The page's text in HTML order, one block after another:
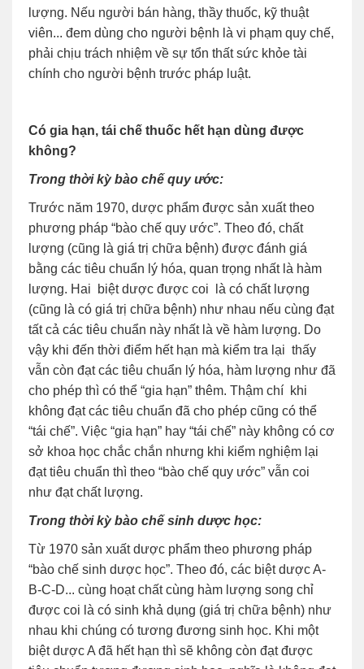
lượng. Nếu người bán hàng, thầy thuốc, kỹ thuật
viên... đem dùng cho người bệnh là vi phạm quy chế,
phải chịu trách nhiệm về sự tổn thất sức khỏe tài
chính cho người bệnh trước pháp luật.
Có gia hạn, tái chế thuốc hết hạn dùng được
không?
Trong thời kỳ bào chế quy ước:
Trước năm 1970, dược phẩm được sản xuất theo
phương pháp “bào chế quy ước”. Theo đó, chất
lượng (cũng là giá trị chữa bệnh) được đánh giá
bằng các tiêu chuẩn lý hóa, quan trọng nhất là hàm
lượng. Hai biệt dược được coi là có chất lượng
(cũng là có giá trị chữa bệnh) như nhau nếu cùng đạt
tất cả các tiêu chuẩn này nhất là về hàm lượng. Do
vậy khi đến thời điểm hết hạn mà kiểm tra lại thấy
vẫn còn đạt các tiêu chuẩn lý hóa, hàm lượng như đã
cho phép thì có thể “gia hạn” thêm. Thậm chí khi
không đạt các tiêu chuẩn đã cho phép cũng có thể
“tái chế”. Việc “gia hạn” hay “tái chế” này không có cơ
sở khoa học chắc chắn nhưng khi kiểm nghiệm lại
đạt tiêu chuẩn thì theo “bào chế quy ước” vẫn coi
như đạt chất lượng.
Trong thời kỳ bào chế sinh dược học:
Từ 1970 sản xuất dược phẩm theo phương pháp
“bào chế sinh dược học”. Theo đó, các biệt dược A-
B-C-D... cùng hoạt chất cùng hàm lượng song chỉ
được coi là có sinh khả dụng (giá trị chữa bệnh) như
nhau khi chúng có tương đương sinh học. Khi một
biệt dược A đã hết hạn thì sẽ không còn đạt được